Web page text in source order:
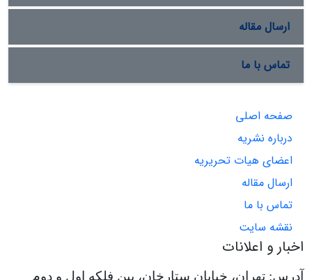
ارسال مقاله
تماس با ما
صفحه اصلی
درباره نشریه
اعضای هیات تحریریه
ارسال مقاله
تماس با ما
نقشه سایت
اخبار و اعلانات
آدرس: تهران، خیابان ستارخان، بین فلکه اول و دوم